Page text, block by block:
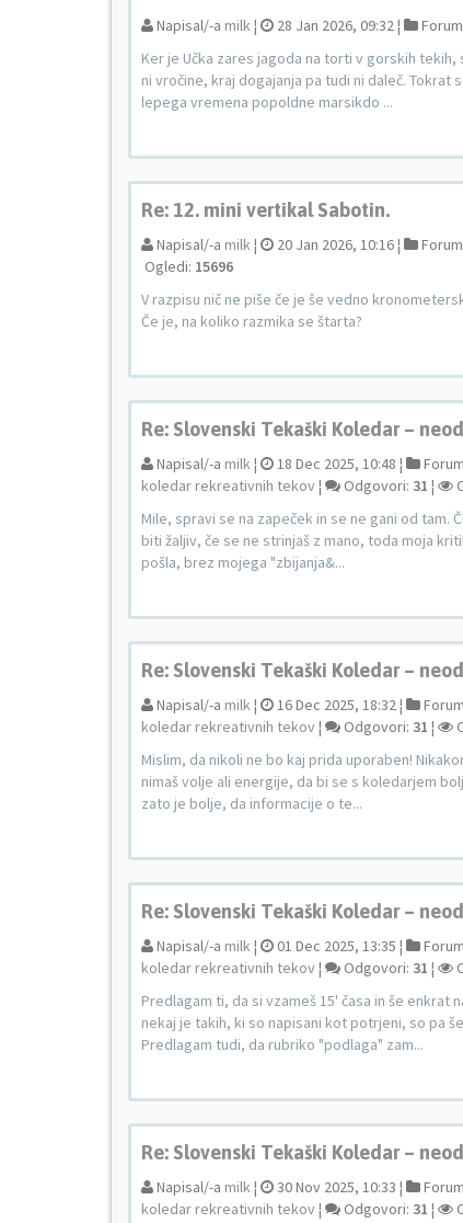
Napisal/-a milk¦ 28 Jan 2026, 09:32 ¦
Ker je Učka zares jagoda na torti v gorskih
ni vročine, kraj dogajanja pa tudi ni daleč. Tokrat
lepega vremena popoldne marsikdo ...
Re: 12. mini vertikal Sabotin.
Napisal/-a milk¦ 20 Jan 2026, 10:16 ¦
Ogledi: 15696
V razpisu nič ne piše če je še vedno
Če je, na koliko razmika se štarta?
Re: Slovenski Tekaški Koledar –
Napisal/-a milk¦ 18 Dec 2025, 10:48 ¦
koledar rekreativnih tekov ¦ Odgovori: 31 ¦
Mile, spravi se na zapeček in se ne gani od tam.
biti žaljiv, če se ne strinjaš z mano, toda moja
pošla, brez mojega "zbijanja&...
Re: Slovenski Tekaški Koledar –
Napisal/-a milk¦ 16 Dec 2025, 18:32 ¦
koledar rekreativnih tekov ¦ Odgovori: 31 ¦
Mislim, da nikoli ne bo kaj prida uporaben!
nimaš volje ali energije, da bi se s koledarjem
zato je bolje, da informacije o te...
Re: Slovenski Tekaški Koledar –
Napisal/-a milk¦ 01 Dec 2025, 13:35 ¦
koledar rekreativnih tekov ¦ Odgovori: 31 ¦
Predlagam ti, da si vzameš 15' časa in še
nekaj je takih, ki so napisani kot potrjeni, so pa
Predlagam tudi, da rubriko "podlaga" zam...
Re: Slovenski Tekaški Koledar –
Napisal/-a milk¦ 30 Nov 2025, 10:33 ¦
koledar rekreativnih tekov ¦ Odgovori: 31 ¦